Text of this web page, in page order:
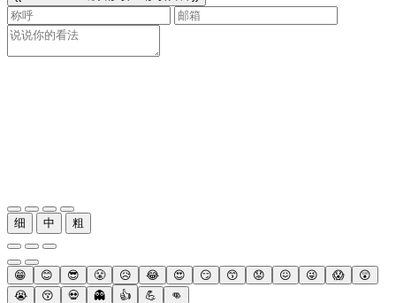
细 中 粗
😁 😊 😎 😤 😥 😂 😍 😏 😙 😟 😖 😜 😱
😲
😭
😚 💀 👻 👍 💪 👊